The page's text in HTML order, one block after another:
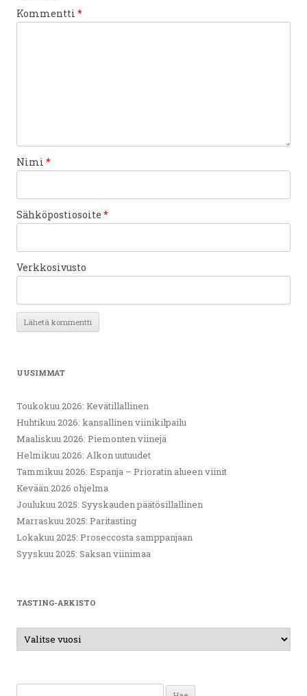
Kommentti *
Nimi *
Sähköpostiosoite *
Verkkosivusto
UUSIMMAT
Toukokuu 2026: Kevätillallinen
Huhtikuu 2026: kansallinen viinikilpailu
Maaliskuu 2026: Piemonten viinejä
Helmikuu 2026: Alkon uutuudet
Tammikuu 2026: Espanja – Prioratin alueen viinit
Kevään 2026 ohjelma
Joulukuu 2025: Syyskauden päätösillallinen
Marraskuu 2025: Paritasting
Lokakuu 2025: Proseccosta samppanjaan
Syyskuu 2025: Saksan viinimaa
TASTING-ARKISTO